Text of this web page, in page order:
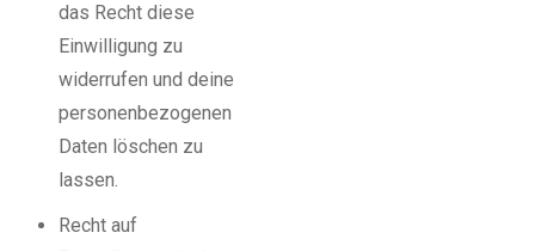
das Recht diese
Einwilligung zu
widerrufen und deine
personenbezogenen
Daten löschen zu
lassen.
Recht auf